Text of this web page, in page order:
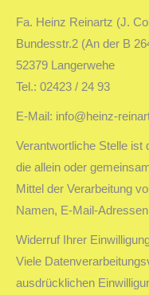
Fa. Heinz Reinartz (J.
Bundesstr.2 (An der B
52379 Langerwehe
Tel.: 02423 / 24 93
E-Mail: info@heinz-
Verantwortliche Stelle ist
die allein oder
Mittel der Verarbeitung
Namen, E-Mail-
Widerruf Ihrer
Viele
ausdrücklichen